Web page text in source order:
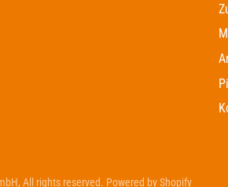
All rights reserved. Powered by Shopify